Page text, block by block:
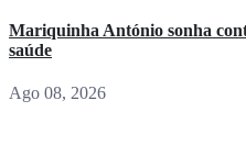
Mariquinha António sonha
saúde
Ago 08, 2026